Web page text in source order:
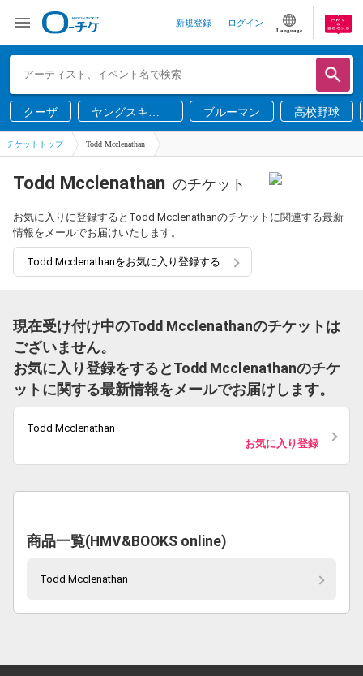
新規登録 ログイン
Language
クーザ
ヤングスキニ
ー
ブルーマン 高校野球
チケットトップ Todd Mcclenathan
Todd Mcclenathan のチケット
お気に入りに登録するとTodd Mcclenathanのチケットに関連する最新
情報をメールでお届けいたします。
Todd Mcclenathanをお気に入り登録する
現在受け付け中のTodd Mcclenathanのチケットは
ございません。
お気に入り登録をするとTodd Mcclenathanのチケ
ットに関する最新情報をメールでお届けします。
Todd Mcclenathan
お気に入り登録
商品一覧(HMV&BOOKS online)
Todd Mcclenathan